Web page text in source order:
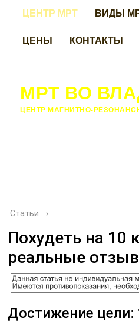
ЦЕНТР МРТ
ВИДЫ
ЦЕНЫ
КОНТАКТЫ
МРТ ВО
ЦЕНТР МАГНИТНО-
Статьи ›
Похудеть на 10
реальные
Достижение цели: